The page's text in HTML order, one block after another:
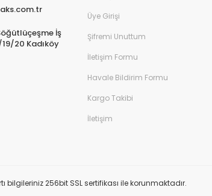
İş
19/20 Kadıköy
Üye Girişi
Şifremi Unuttum
İletişim Formu
Havale Bildirim Formu
Kargo Takibi
İletişim
bilgileriniz 256bit SSL sertifikası ile korunmaktadır.